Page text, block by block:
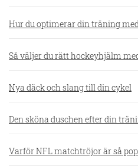
Hur du optimerar din träning
Så väljer du rätt hockeyhjälm
Nya däck och slang till din cykel
Den sköna duschen efter din
Varför NFL matchtröjor är så